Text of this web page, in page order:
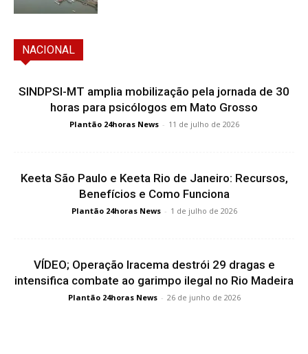
NACIONAL
SINDPSI-MT amplia mobilização pela jornada de 30
horas para psicólogos em Mato Grosso
Plantão 24horas News - 11 de julho de 2026
Keeta São Paulo e Keeta Rio de Janeiro: Recursos,
Benefícios e Como Funciona
Plantão 24horas News - 1 de julho de 2026
VÍDEO; Operação Iracema destrói 29 dragas e
intensifica combate ao garimpo ilegal no Rio Madeira
Plantão 24horas News - 26 de junho de 2026